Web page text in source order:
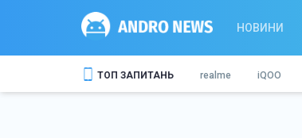
НОВИНИ
ТОП ЗАПИТАНЬ realme iQOO